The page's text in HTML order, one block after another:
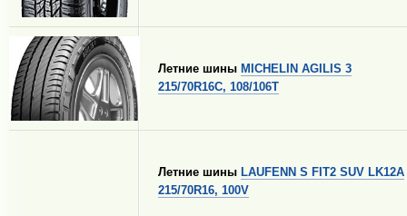
Летние шины MICHELIN AGILIS 3
215/70R16C, 108/106T
Летние шины LAUFENN S FIT2 SUV LK12A
215/70R16, 100V